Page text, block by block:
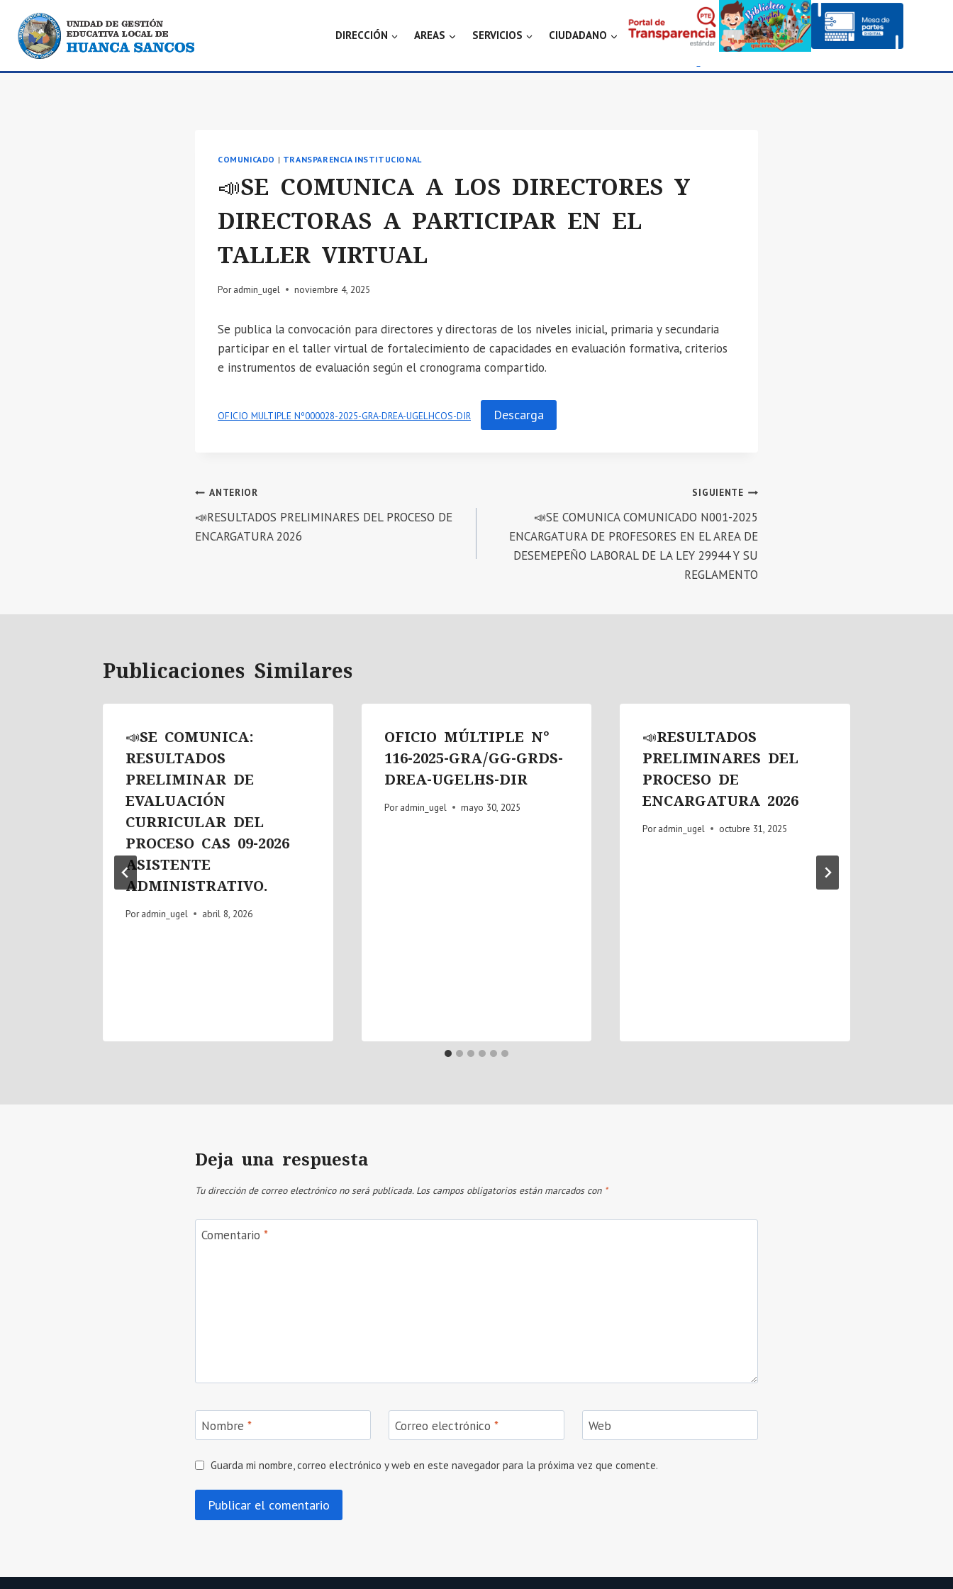
contenido
DIRECCIÓN AREAS SERVICIOS CIUDADANO
COMUNICADO | TRANSPARENCIA INSTITUCIONAL
📣SE COMUNICA A LOS DIRECTORES Y
DIRECTORAS A PARTICIPAR EN EL
TALLER VIRTUAL
Por admin_ugel noviembre 4, 2025
Se publica la convocación para directores y directoras de los niveles inicial, primaria y secundaria
participar en el taller virtual de fortalecimiento de capacidades en evaluación formativa, criterios
e instrumentos de evaluación según el cronograma compartido.
OFICIO MULTIPLE Nº000028-2025-GRA-DREA-UGELHCOS-DIR Descarga
Navegación
de
ANTERIOR
📣RESULTADOS PRELIMINARES DEL PROCESO DE
ENCARGATURA 2026
SIGUIENTE
📣SE COMUNICA COMUNICADO N001-2025
ENCARGATURA DE PROFESORES EN EL AREA DE
DESEMEPEÑO LABORAL DE LA LEY 29944 Y SU
REGLAMENTO
Publicaciones Similares
📣SE COMUNICA:
RESULTADOS
PRELIMINAR DE
EVALUACIÓN
CURRICULAR DEL
PROCESO CAS 09-2026
ASISTENTE
ADMINISTRATIVO.
Por admin_ugel abril 8, 2026
OFICIO MÚLTIPLE N°
116-2025-GRA/GG-GRDS-
DREA-UGELHS-DIR
Por admin_ugel mayo 30, 2025
📣RESULTADOS
PRELIMINARES DEL
PROCESO DE
ENCARGATURA 2026
Por admin_ugel octubre 31, 2025
Deja una respuesta
Tu dirección de correo electrónico no será publicada. Los campos obligatorios están marcados con *
Comentario *
Nombre * Correo electrónico * Web
Guarda mi nombre, correo electrónico y web en este navegador para la próxima vez que comente.